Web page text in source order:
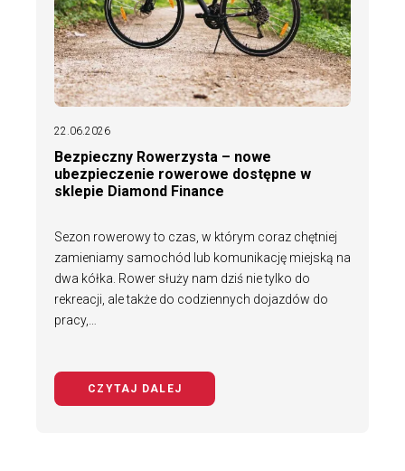
22.06.2026
Bezpieczny Rowerzysta – nowe
ubezpieczenie rowerowe dostępne w
sklepie Diamond Finance
Sezon rowerowy to czas, w którym coraz chętniej
zamieniamy samochód lub komunikację miejską na
dwa kółka. Rower służy nam dziś nie tylko do
rekreacji, ale także do codziennych dojazdów do
pracy,…
CZYTAJ DALEJ